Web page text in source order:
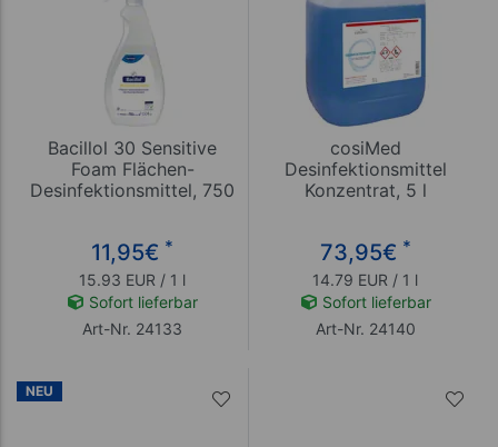
Bacillol 30 Sensitive
Foam Flächen-
Desinfektionsmittel, 750
11,95€ *
15.93 EUR / 1 l
Sofort lieferbar
Art-Nr. 24133
cosiMed
Desinfektionsmittel
Konzentrat, 5 l
73,95€ *
14.79 EUR / 1 l
Sofort lieferbar
Art-Nr. 24140
NEU